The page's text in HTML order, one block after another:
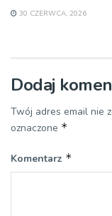
30 CZERWCA, 2026
Dodaj
Twój adres email nie
oznaczone *
Komentarz *